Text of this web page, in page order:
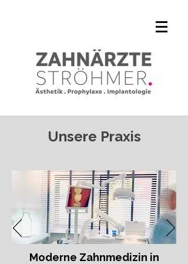
Unsere Praxis
Moderne Zahnmedizin in